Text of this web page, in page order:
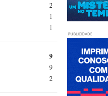
2
1
1
9
9
2
PUBLICIDADE